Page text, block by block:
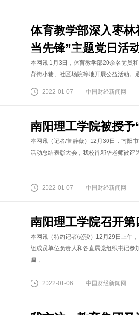
体育教学部深入枣
当先锋”主题党日活
本网讯 1月3日，体育教学部20余名党员
背街小巷、社区场院等地开展公益活动。
2022-01-07 中国财经新闻网
南阳理工学院被授
本网讯（记者/鲁静薇）12月30日，南阳
活动总结表彰大会，我校肖邓华老师被评
2022-01-07 中国财经新闻网
南阳理工学院召开
本网讯（特约记者/赵骏）12月29日上午
组成员单位负责人和各直属党组织书记参
调，....
2022-01-06 中国财经新闻网